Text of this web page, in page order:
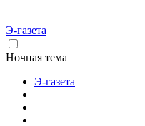
Э-газета
Ночная тема
Э-газета